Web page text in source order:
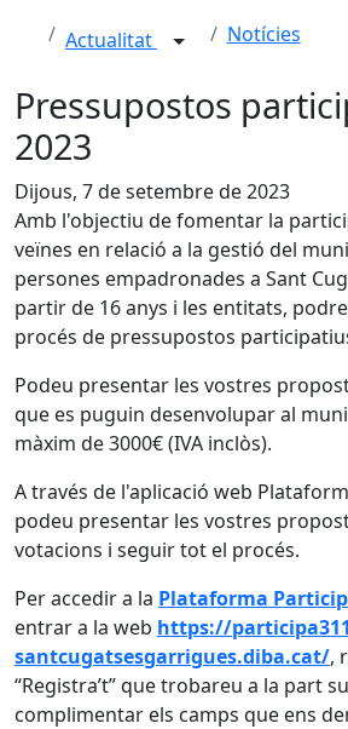
Actualitat Notícies
Pressupostos
2023
Dijous, 7 de setembre de 2023
Amb l'objectiu de fomentar la
veïnes en relació a la gestió del
persones empadronades a Sant
partir de 16 anys i les entitats,
procés de pressupostos
Podeu presentar les vostres
que es puguin desenvolupar al
màxim de 3000€ (IVA inclòs).
A través de l'aplicació web
podeu presentar les vostres
votacions i seguir tot el procés.
Per accedir a la Plataforma
entrar a la web https://
santcugatsesgarrigues.diba.cat/,
“Registra’t” que trobareu a la part
complimentar els camps que ens